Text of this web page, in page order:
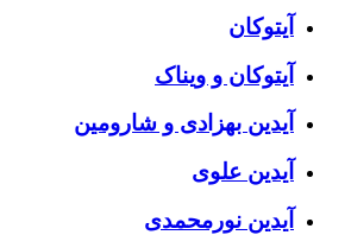
آیتوکان
آیتوکان و ویناک
آیدین بهزادی و شارومین
آیدین علوی
آیدین نورمحمدی